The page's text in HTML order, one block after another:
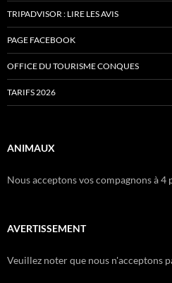
TRIPADVISOR : LIRE LES AVIS
PAGE FACEBOOK
OFFICE DU TOURISME CONQUES
TARIFS 2026
ANIMAUX
Nous acceptons vos compagnons à
AVERTISSEMENT
Veuillez noter que nous n'acceptons